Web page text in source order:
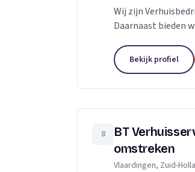
Wij zijn
Daarnaast bieden
Bekijk profiel
8
BT
omstreken
Vlaardingen, Zuid-